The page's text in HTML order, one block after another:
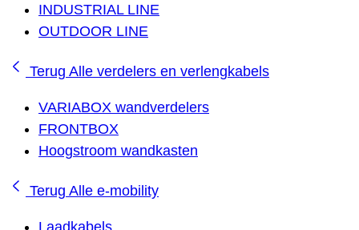
INDUSTRIAL LINE
OUTDOOR LINE
Terug Alle verdelers en verlengkabels
VARIABOX wandverdelers
FRONTBOX
Hoogstroom wandkasten
Terug Alle e-mobility
Laadkabels